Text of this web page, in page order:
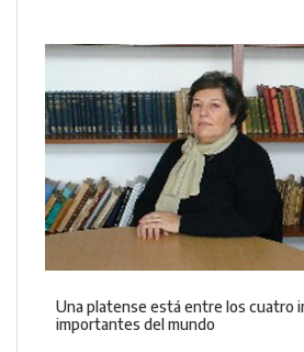
Una platense está entre los cuatro
importantes del mundo